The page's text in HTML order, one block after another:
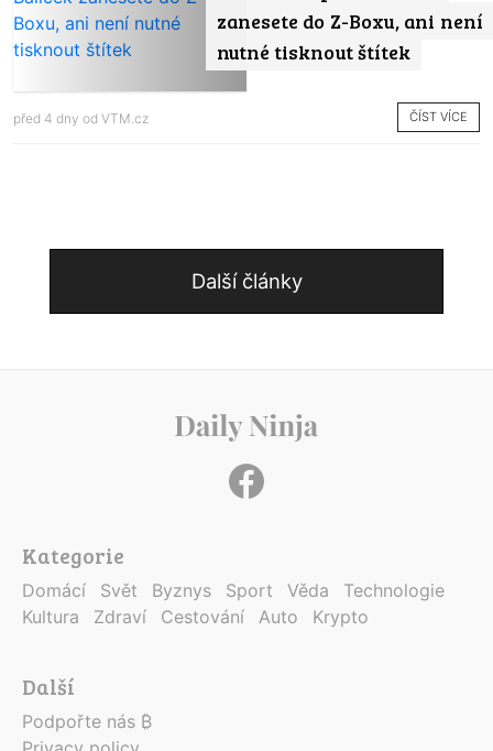
zanesete do Z-Boxu, ani není
nutné tisknout štítek
před 4 dny od VTM.cz ČÍST VÍCE
Další články
Kategorie
Domácí Svět Byznys Sport Věda
Technologie
Kultura
Zdraví Cestování Auto Krypto
Další
Podpořte nás ₿